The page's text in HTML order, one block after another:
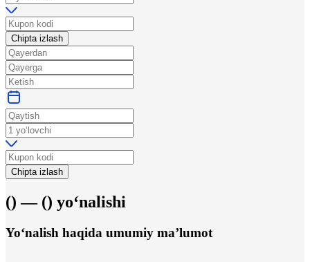
Chipta izlash
Chipta izlash
() — () yo‘nalishi
Yo‘nalish haqida umumiy ma’lumot